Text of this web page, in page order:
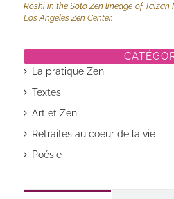
Roshi in the Soto Zen lineage of
Los Angeles Zen Center.
La pratique Zen
Textes
Art et Zen
Retraites au coeur de la vie
Poésie